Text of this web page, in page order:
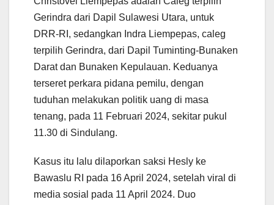
Gerindra dari Dapil Sulawesi Utara, untuk
DRR-RI, sedangkan Indra Liempepas, caleg
terpilih Gerindra, dari Dapil Tuminting-Bunaken
Darat dan Bunaken Kepulauan. Keduanya
terseret perkara pidana pemilu, dengan
tuduhan melakukan politik uang di masa
tenang, pada 11 Februari 2024, sekitar pukul
11.30 di Sindulang.
Kasus itu lalu dilaporkan saksi Hesly ke
Bawaslu RI pada 16 April 2024, setelah viral di
media sosial pada 11 April 2024. Duo